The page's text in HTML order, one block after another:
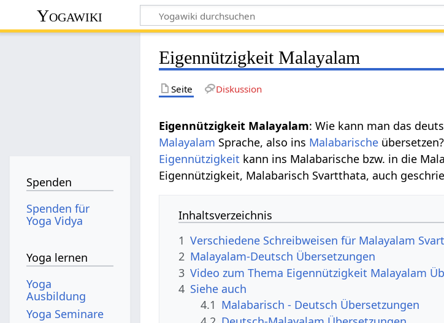
Yogawiki
Eigennützigkeit Malayalam
Seite Diskussion
Eigennützigkeit Malayalam: Wie kann man das
Malayalam Sprache, also ins Malabarische
Eigennützigkeit kann ins Malabarische bzw. in die
Eigennützigkeit, Malabarisch Svartthata, auch
Inhaltsverzeichnis
1 Verschiedene Schreibweisen für Malayalam
2 Malayalam-Deutsch Übersetzungen
3 Video zum Thema Eigennützigkeit Malayalam
4 Siehe auch
4.1 Malabarisch - Deutsch Übersetzungen
Spenden
Spenden für
Yoga Vidya
Yoga lernen
Yoga
Ausbildung
Yoga Seminare